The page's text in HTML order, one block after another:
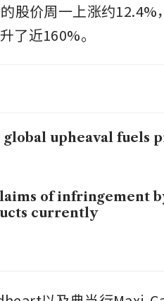
的股价周一上涨约12.4%
了近160%。
global upheaval fuels
of infringement
currently